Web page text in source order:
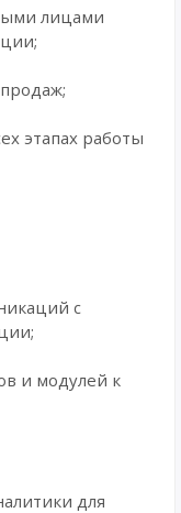
лицами
этапах работы
с
и модулей к
для